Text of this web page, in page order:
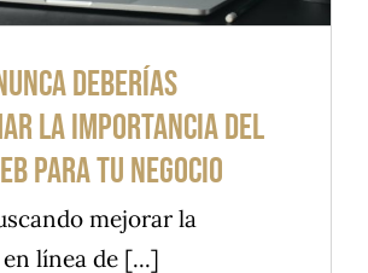
deberías
la importancia del
para tu negocio
mejorar la
línea de [...]